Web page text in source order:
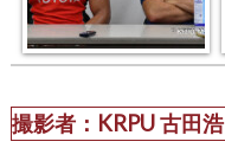
撮影者：KRPU 古田浩